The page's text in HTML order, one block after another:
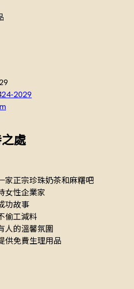
2029
處
家正宗珍珠奶茶和麻糬吧
女性企業家
功故事
偷工減料
人的溫馨氛圍
供免費生理用品